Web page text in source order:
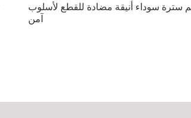
سترة سوداء أنيقة مضادة للقطع لأسلوب
آمن